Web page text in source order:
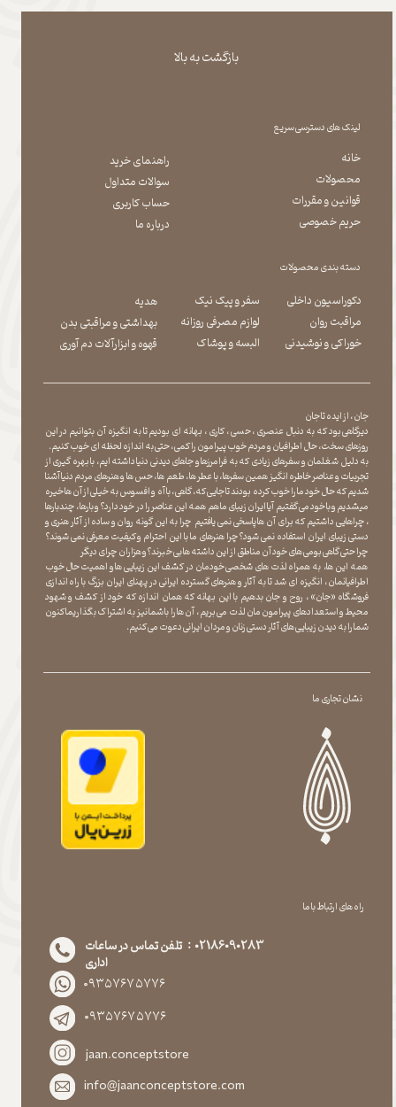
بازگشت به بالا
لینک های دسترسی سریع
دسته بندی محصولات
خانه
محصولات
قوانین و مقررات
حریم خصوصی
راهنمای خرید
سوالات متداول
حساب کاربری
درباره ما
دکوراسیون داخلی
مراقبت روان
​​​​​​​خوراکی و نوشیدنی
سفر و پیک نیک
لوازم مصرفی روزانه
​​​​​​​البسه و پوشاک
هدیه
بهداشتی و مراقبتی بدن
​​​​​​​قهوه و ابزارآلات دم آوری
نشان تجاری ما
جان ، از ایده تا جان
دیرگاهی بود که به دنبال عنصری ، حسی ، کاری ، بهانه ای بودیم تا به انگیزه آن بتوانیم در این
روزهای سخت ، حال اطرافیان و مردم خوب پیرامون را کمی ، حتی به اندازه لحظه ای خوب کنیم.
به دلیل شغلمان و سفرهای زیادی که به فرامرزها و جاهای دیدنی دنیا داشته ایم، با بهره گیری از
تجربیات و عناصر خاطره انگیز همین سفرها ، با عطر ها ، طعم ها ، حس ها و هنرهای مردم دنیا آشنا
شدیم که حال خود ما را خوب کرده بودند تا جایی که، گاهی ، با آه و افسوس به خیلی از آن ها خیره
میشدیم و با خود می گفتیم آیا ایران زیبای ما هم همه این عناصر را در خود دارد؟ و بارها ، چندبارها
، چراهایی داشتیم که برای آن ها پاسخی نمی یافتیم چرا به این گونه روان و ساده از آثار هنری و
دستی زیبای ایران استفاده نمی شود؟چرا هنرهای ما با این احترام و کیفیت معرفی نمی شوند؟
چرا حتی گاهی بومی های خود آن مناطق از این داشته ها بی خبرند؟و هزاران چرای دیگر
​​​​​​​ همه این ها، به همراه لذت های شخصی خودمان در کشف این زیبایی ها و اهمیت حال خوب
اطرافیانمان ، انگیزه ای شد تا به آثار و هنرهای گسترده ایرانی در پهنای ایران بزرگ با راه اندازی
فروشگاه «جان» ، روح و جان بدهیم با این بهانه که همان اندازه که خود از کشف و شهود
محیط و استعدادهای پیرامون مان لذت می بریم ، آن ها را با شما نیز به اشتراک بگذاریماکنون
شما را به دیدن زیبایی های آثار دستی زنان و مردان ایرانی دعوت می کنیم.
راه های ارتباط با ما
02186090283 : تلفن تماس در ساعات
اداری
۰۹۳۵۷۶۷۵۷۷۶
۰۹۳۵۷۶۷۵۷۷۶
jaan.conceptstore
info@jaanconceptstore.com